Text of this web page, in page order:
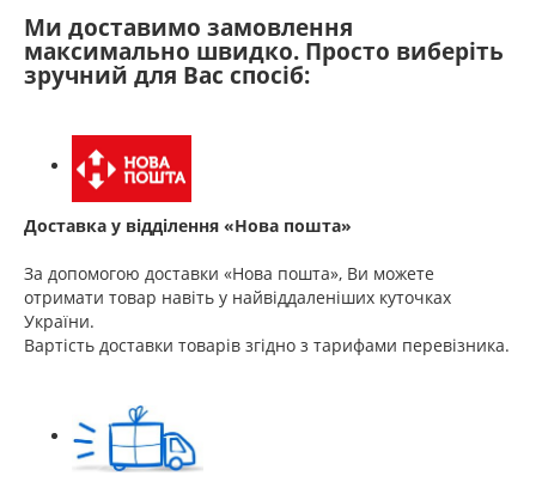
Ми доставимо замовлення
максимально швидко. Просто виберіть
зручний для Вас спосіб:
Доставка у відділення «Нова пошта»
За допомогою доставки «Нова пошта», Ви можете
отримати товар навіть у найвіддаленіших куточках
України.
Вартість доставки товарів згідно з тарифами перевізника.